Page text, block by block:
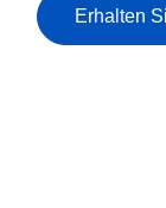
Erhalten